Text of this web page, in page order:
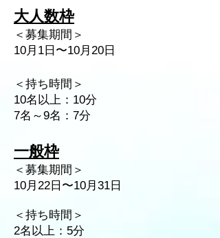
大人数枠
＜募集期間＞
10月1日〜10月20日
＜持ち時間＞
10名以上：10分
7名～9名：7分​
一般枠
＜募集期間＞
10月22日〜10月31日
＜持ち時間＞
​2名以上：5分